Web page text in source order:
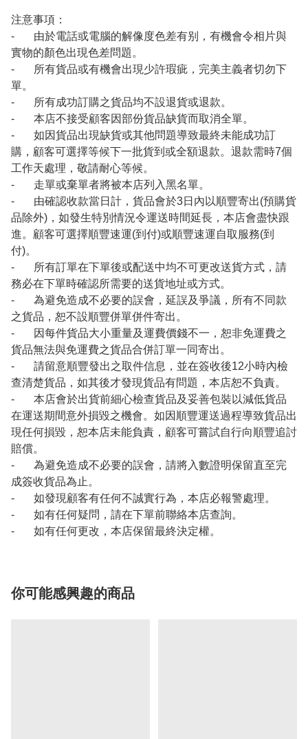
注意事項：
- 由於電話或電腦的解像度色差有别，有機會令相片與
實物的顏色出現色差問題。
- 所有貨品或有機會出現少許瑕疵，完美主義者切勿下
單。
- 所有成功訂購之貨品均不設退貨或退款。
- 本店不接受顧客因部份貨品缺貨而取消全單。
- 如因貨品出現缺貨或其他問題導致最終未能成功訂
購，顧客可選擇等候下一批貨到或全額退款。退款需時7個
工作天處理，敬請耐心等候。
- 走單或棄單者將被本店列入黑名單。
- 由確認收款當日計，貨品會於3日內以順豐寄出(預購貨
品除外)，如發生特別情況令運送時間延長，本店會盡快跟
進。顧客可選擇順豐速運(到付)或順豐速運自取服務(到
付)。
- 所有訂單在下單後或配送中均不可更改送貨方式，請
務必在下單時確認所需要的送貨地址或方式。
- 為避免造成不必要的誤會，延誤及爭議，所有不同款
之貨品，恕不設順豐併單併件寄出。
- 因每件貨品大小重量及運費價錢不一，恕非免運費之
貨品無法與免運費之貨品合併訂單一同寄出。
- 請留意順豐發出之取件信息，並在簽收後12小時內檢
查清楚貨品，如其後才發現貨品有問題，本店恕不負責。
- 本店會於出貨前細心檢查貨品及妥善包裝以減低貨品
在運送期間意外損毀之機會。如因順豐運送過程導致貨品出
現任何損毀，恕本店未能負責，顧客可嘗試自行向順豐追討
賠償。
- 為避免造成不必要的誤會，請將入數證明保留直至完
成簽收貨品為止。
- 如發現顧客有任何不誠實行為，本店必報警處理。
- 如有任何疑問，請在下單前聯絡本店查詢。
- 如有任何更改，本店保留最終決定權。
你可能感興趣的商品